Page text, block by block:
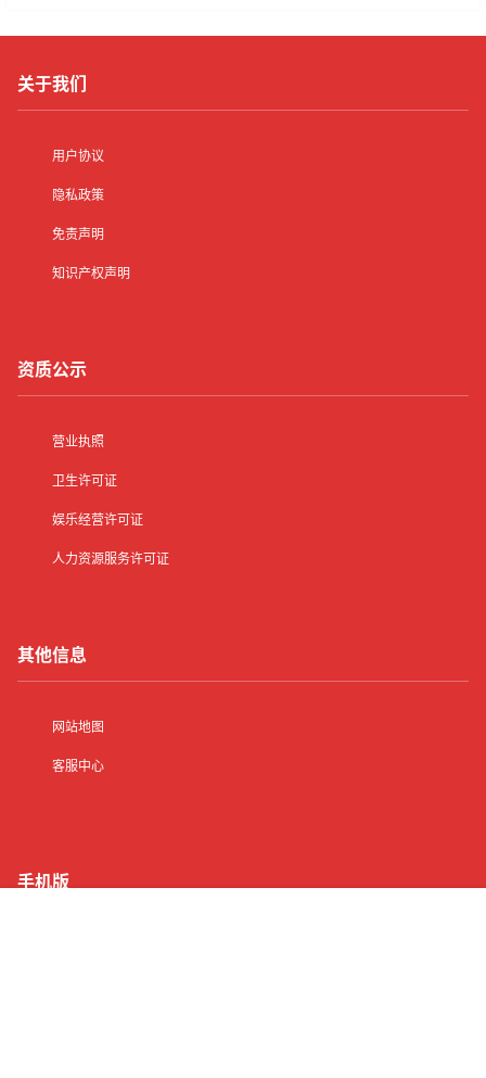
关于我们
用户协议
隐私政策
免责声明
知识产权声明
资质公示
营业执照
卫生许可证
娱乐经营许可证
人力资源服务许可证
其他信息
网站地图
客服中心
手机版